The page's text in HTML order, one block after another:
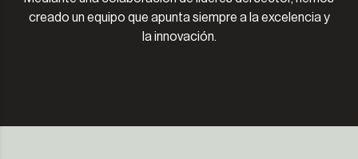
creado un equipo que apunta siempre a la excelencia y
la innovación.